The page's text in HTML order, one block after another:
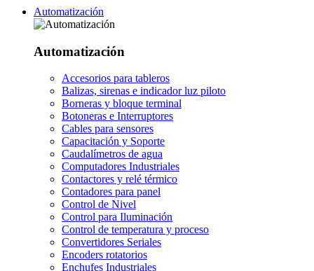
Automatización
Automatización
Accesorios para tableros
Balizas, sirenas e indicador luz piloto
Borneras y bloque terminal
Botoneras e Interruptores
Cables para sensores
Capacitación y Soporte
Caudalímetros de agua
Computadores Industriales
Contactores y relé térmico
Contadores para panel
Control de Nivel
Control para Iluminación
Control de temperatura y proceso
Convertidores Seriales
Encoders rotatorios
Enchufes Industriales